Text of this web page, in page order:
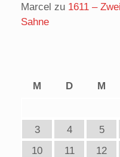
Marcel zu 1611 –
Sahne
M
D M
3
4 5
10
11 12